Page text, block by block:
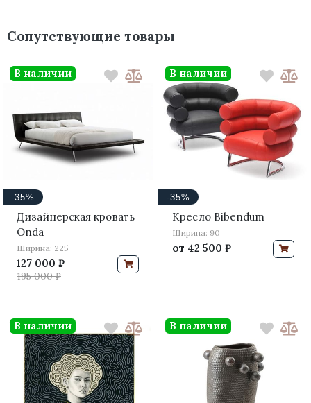
Сопутствующие товары
-35%
Дизайнерская кровать
Onda
Ширина: 225
127 000 ₽
195 000 ₽
В наличии
-35%
Кресло Bibendum
Ширина: 90
от 42 500 ₽
В наличии
В наличии В наличии